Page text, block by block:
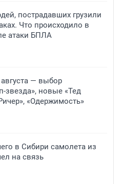
пострадавших грузили
Что происходило в
атаки БПЛА
— выбор
звезда», новые «Тед
«Одержимость»
в Сибири самолета из
на связь